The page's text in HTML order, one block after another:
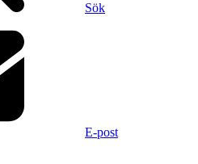
Sök
E-post